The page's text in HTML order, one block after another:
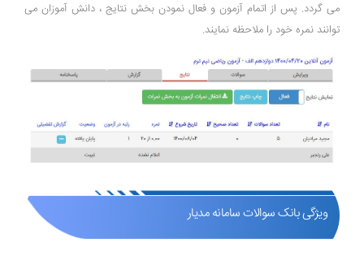
می گردد. پس از اتمام آزمون و فعال نمودن بخش نتایج ، دانش آموزان می
توانند نمره خود را ملاحظه نمایند.
ویژگی بانک سوالات سامانه مدیار